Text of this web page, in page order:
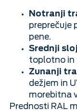
Notranji
preprečuje
pene.
Srednji
toplotno in
Zunanji
dežjem in
morebitna
Prednosti RAL